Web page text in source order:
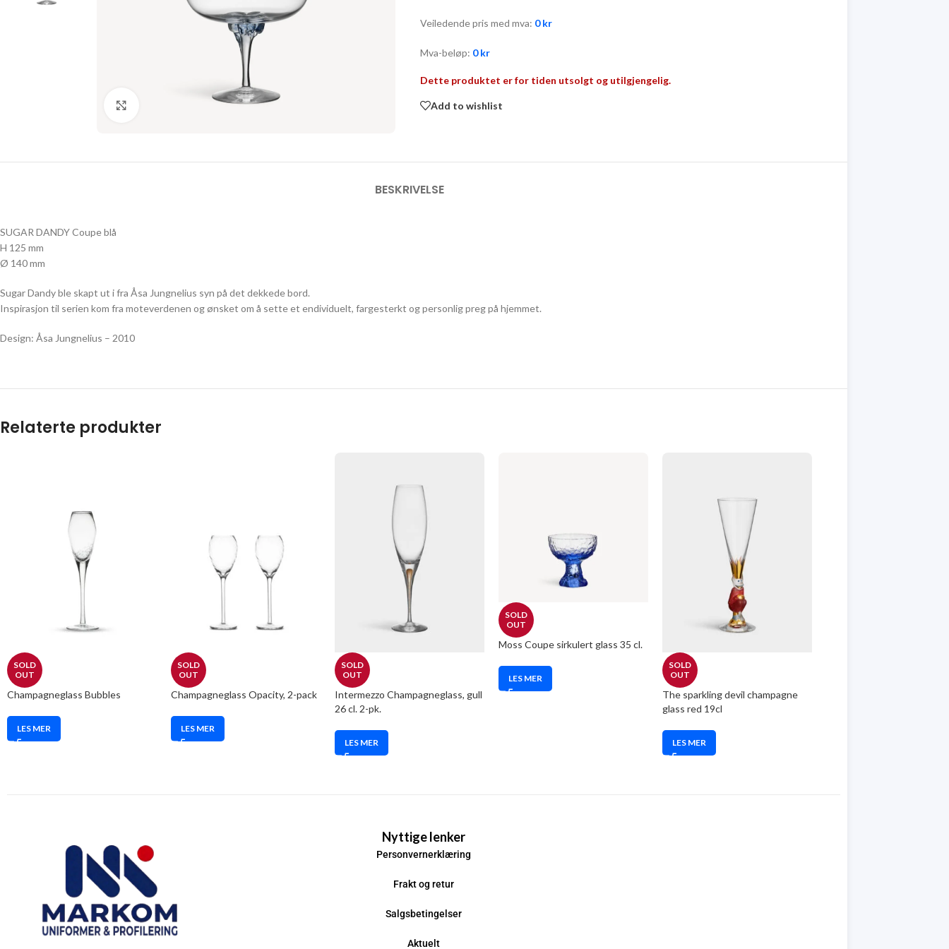
Veiledende pris med mva: 0kr
Mva-beløp: 0kr
Dette produktet er for tiden utsolgt og utilgjengelig.
Add to wishlist
BESKRIVELSE
SUGAR DANDY Coupe blå
H 125 mm
Ø 140 mm
Sugar Dandy ble skapt ut i fra Åsa Jungnelius syn på det dekkede bord.
Inspirasjon til serien kom fra moteverdenen og ønsket om å sette et endividuelt, fargesterkt og personlig preg på hjemmet.
Design: Åsa Jungnelius – 2010
Relaterte produkter
SOLD
OUT
Champagneglass Bubbles
LES MER
SOLD
OUT
Champagneglass Opacity, 2-pack
LES MER
SOLD
OUT
Intermezzo Champagneglass, gull
26 cl. 2-pk.
LES MER
SOLD
OUT
Moss Coupe sirkulert glass 35 cl.
LES MER
SOLD
OUT
The sparkling devil champagne
glass red 19cl
LES MER
Nyttige lenker
Personvernerklæring
Frakt og retur
Salgsbetingelser
Aktuelt